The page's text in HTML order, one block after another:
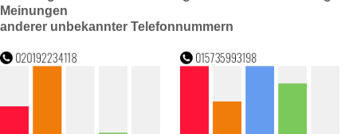
Meinungen
anderer unbekannter Telefonnummern